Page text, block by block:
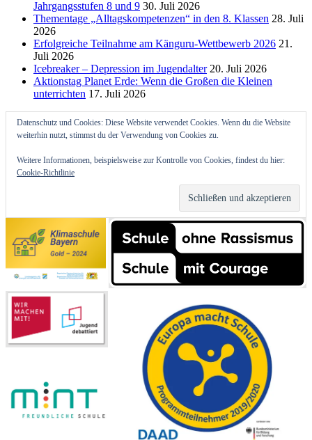
Jahrgangsstufen 8 und 9 30. Juli 2026
Thementage „Alltagskompetenzen“ in den 8. Klassen 28. Juli
2026
Erfolgreiche Teilnahme am Känguru-Wettbewerb 2026 21.
Juli 2026
Icebreaker – Depression im Jugendalter 20. Juli 2026
Aktionstag Planet Erde: Wenn die Großen die Kleinen
unterrichten 17. Juli 2026
Datenschutz und Cookies: Diese Website verwendet Cookies. Wenn du die Website
weiterhin nutzt, stimmst du der Verwendung von Cookies zu.
Weitere Informationen, beispielsweise zur Kontrolle von Cookies, findest du hier:
Cookie-Richtlinie